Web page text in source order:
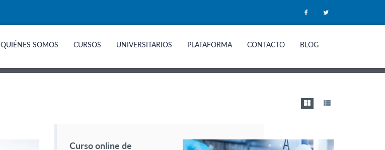
QUIÉNES SOMOS CURSOS UNIVERSITARIOS PLATAFORMA CONTACTO BLOG
Curso online de